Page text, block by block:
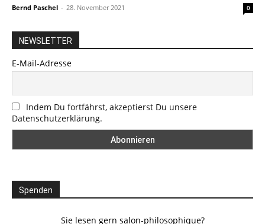
Bernd Paschel - 28. November 2021 0
NEWSLETTER
E-Mail-Adresse
Indem Du fortfährst, akzeptierst Du unsere
Datenschutzerklärung.
Spenden
Sie lesen gern salon-philosophique?